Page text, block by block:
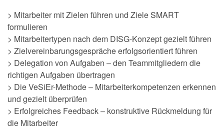
> Mitarbeiter mit Zielen führen und Ziele SMART
formulieren
> Mitarbeitertypen nach dem DISG-Konzept gezielt führen
> Zielvereinbarungsgespräche erfolgsorientiert führen
> Delegation von Aufgaben – den Teammitgliedern die
richtigen Aufgaben übertragen
> Die VeSiEr-Methode – Mitarbeiterkompetenzen erkennen
und gezielt überprüfen
> Erfolgreiches Feedback – konstruktive Rückmeldung für
die Mitarbeiter